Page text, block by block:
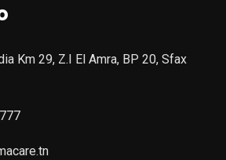
Km 29, Z.I El Amra, BP 20, Sfax